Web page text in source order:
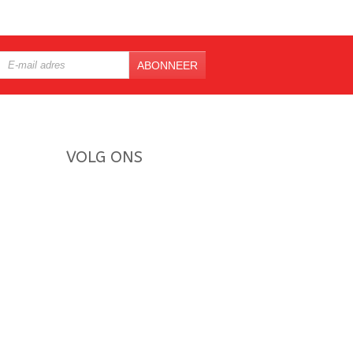
ABONNEER
VOLG ONS